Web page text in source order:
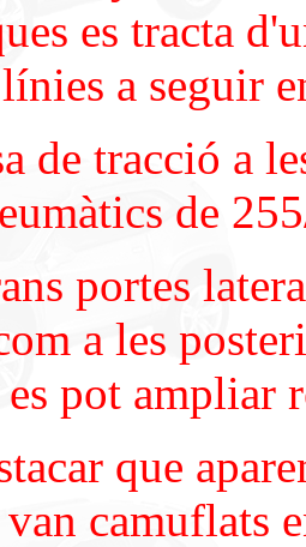
es tracta
a seguir
tracció a les
de
portes
a les
pot ampliar
que
van